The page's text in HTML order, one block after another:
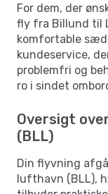
For dem, der
fly fra Billund til
komfortable
kundeservice,
problemfri og
ro i sindet
Oversigt
(BLL)
Din flyvning
lufthavn (BLL),